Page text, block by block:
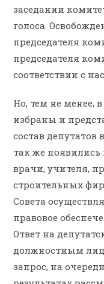
заседании
голоса.
председателя
председателя
соответствии с
Но, тем не менее,
избраны и
состав депутатов
так же появились
врачи, учителя,
строительных
Совета
правовое
Ответ на
должностным
запрос, на